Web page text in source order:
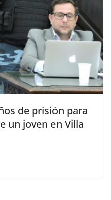
de prisión para
un joven en Villa